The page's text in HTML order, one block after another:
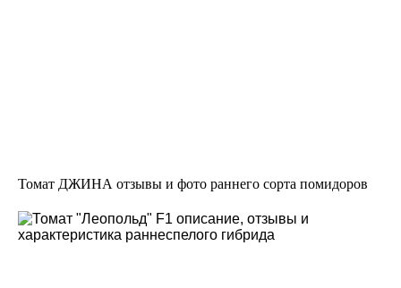
Томат ДЖИНА отзывы и фото раннего сорта помидоров